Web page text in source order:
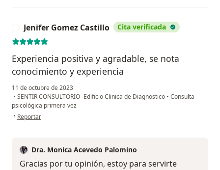
Jenifer Gomez Castillo Cita verificada
Experiencia positiva y agradable, se nota
conocimiento y experiencia
11 de octubre de 2023
• SENTIR CONSULTORIO- Edificio Clinica de Diagnostico • Consulta
psicológica primera vez
• en opinión del usuario Jenifer Gomez Castillo
Reportar
Dra. Monica Acevedo Palomino
Gracias por tu opinión, estoy para servirte